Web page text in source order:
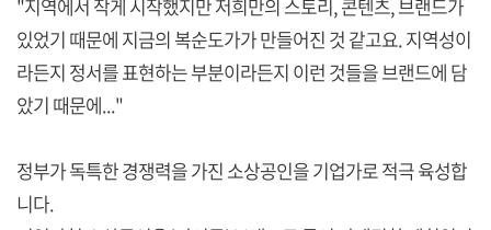
"지역에서 작게 시작했지만 저희만의 스토리, 콘텐츠, 브랜드가
있었기 때문에 지금의 복순도가가 만들어진 것 같고요. 지역성이
라든지 정서를 표현하는 부분이라든지 이런 것들을 브랜드에 담
았기 때문에..."
정부가 독특한 경쟁력을 가진 소상공인을 기업가로 적극 육성합
니다.